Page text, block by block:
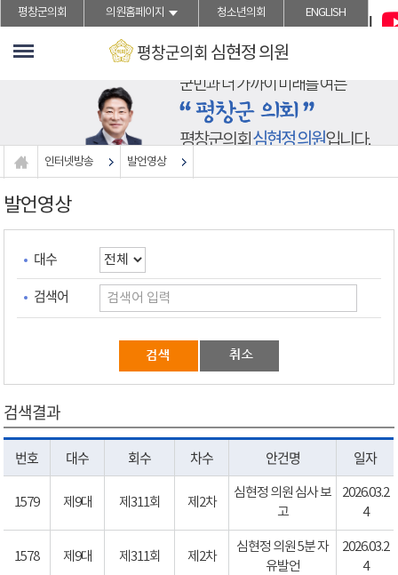
">본문바로가기
평창군의회 의원홈페이지 청소년의회 ENGLISH
평창군의회 심현정 의원
군민과 더 가까이 미래를 여는
평창군의회심현정 의원입니다.
인터넷방송 발언영상
발언영상
대수
검색어
검색결과
번호 대수 회수 차수 안건명 일자
1579 제9대 제311회 제2차
심현정 의원 심사 보
고
2026.03.2
4
1578 제9대 제311회 제2차
심현정 의원 5분 자
유발언
2026.03.2
4